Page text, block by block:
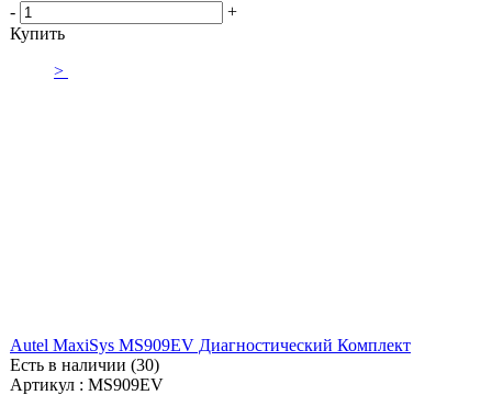
-
+
Купить
>
Autel MaxiSys MS909EV Диагностический Комплект
Есть в наличии (30)
Артикул : MS909EV